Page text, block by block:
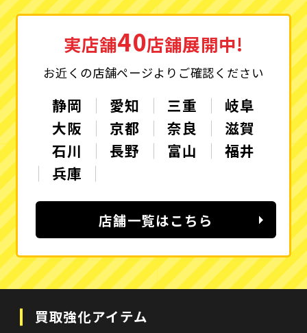
実店舗40店舗展開中!
お近くの店舗ページよりご確認ください
静岡 愛知 三重
岐阜
大阪
京都 奈良
滋賀
石川
長野 富山
福井
兵庫
店舗一覧はこちら
買取強化アイテム